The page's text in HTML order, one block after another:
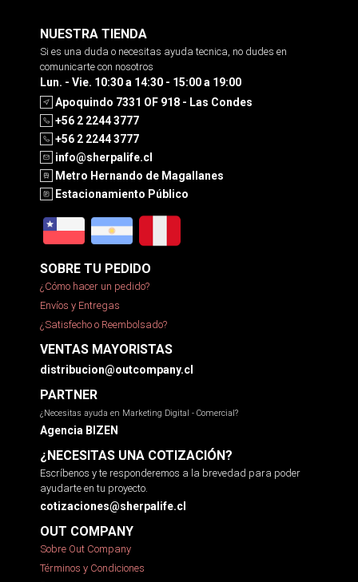
NUESTRA TIENDA
Si es una duda o necesitas ayuda tecnica, no dudes en
comunicarte con nosotros
Lun. - Vie. 10:30 a 14:30 - 15:00 a 19:00
Apoquindo 7331 OF 918 - Las Condes
+56 2 2244 3777
+56 2 2244 3777
info@sherpalife.cl
Metro Hernando de Magallanes
Estacionamiento Público
SOBRE TU PEDIDO
¿Cómo hacer un pedido?
Envíos y Entregas
¿Satisfecho o Reembolsado?
VENTAS MAYORISTAS
distribucion@outcompany.cl
PARTNER
¿Necesitas ayuda en Marketing Digital - Comercial?
Agencia BIZEN
¿NECESITAS UNA COTIZACIÓN?
Escríbenos y te responderemos a la brevedad para poder
ayudarte en tu proyecto.
cotizaciones@sherpalife.cl
OUT COMPANY
Sobre Out Company
Términos y Condiciones